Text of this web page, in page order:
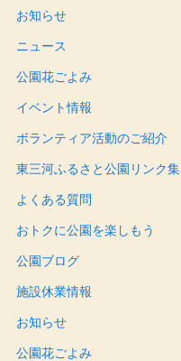
お知らせ
ニュース
公園花ごよみ
イベント情報
ボランティア活動のご紹介
東三河ふるさと公園リンク集
よくある質問
おトクに公園を楽しもう
公園ブログ
施設休業情報
お知らせ
公園花ごよみ